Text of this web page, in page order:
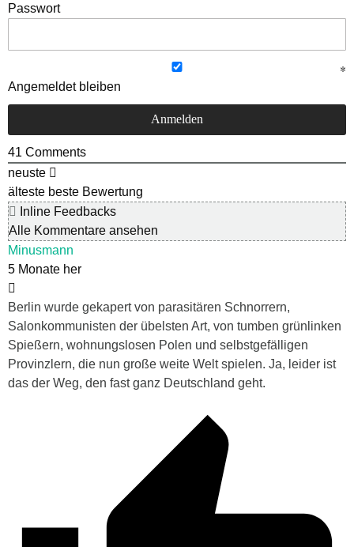
Passwort
Angemeldet bleiben
41 Comments
neuste
älteste beste Bewertung
Inline Feedbacks
Alle Kommentare ansehen
Minusmann
5 Monate her
Berlin wurde gekapert von parasitären Schnorrern,
Salonkommunisten der übelsten Art, von tumben grünlinken
Spießern, wohnungslosen Polen und selbstgefälligen
Provinzlern, die nun große weite Welt spielen. Ja, leider ist
das der Weg, den fast ganz Deutschland geht.